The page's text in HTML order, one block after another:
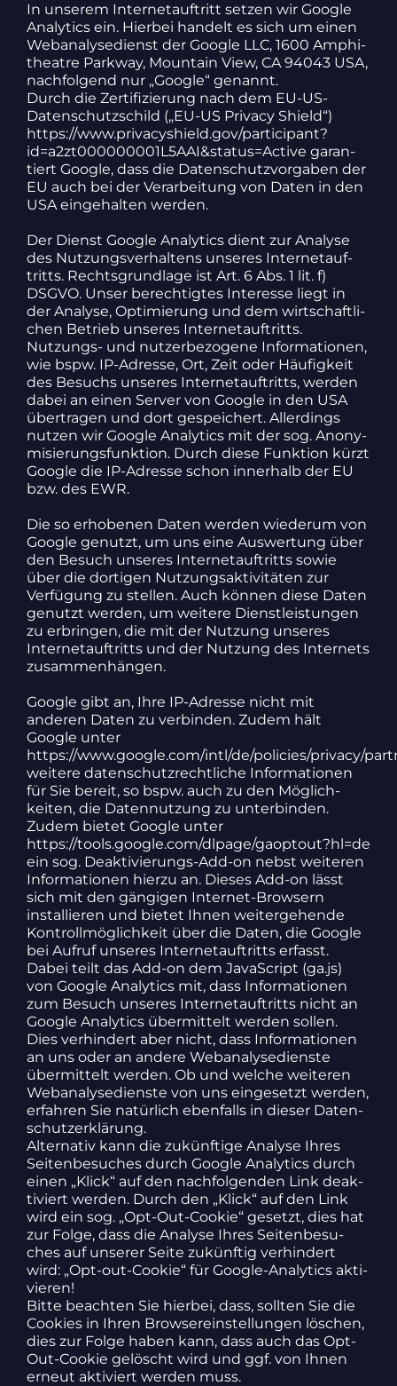
In unserem Inter­net­auf­tritt setzen wir Google
Analy­tics ein. Hierbei handelt es sich um einen
Webana­ly­se­dienst der Google LLC, 1600 Amphi­
theatre Parkway, Moun­tain View, CA 94043 USA,
nach­fol­gend nur „Google“ genannt.
Durch die Zerti­fi­zie­rung nach dem EU-US-
Daten­schutz­schild („EU-US Privacy Shield“)
https://www.privacyshield.gov/participant?
id=a2zt000000001L5AAI&status=Active garan­
tiert Google, dass die Daten­schutz­vor­gaben der
EU auch bei der Verar­bei­tung von Daten in den
USA einge­halten werden.
Der Dienst Google Analy­tics dient zur Analyse
des Nutzungs­ver­hal­tens unseres Inter­net­auf­
tritts. Rechts­grund­lage ist Art. 6 Abs. 1 lit. f)
DSGVO. Unser berech­tigtes Inter­esse liegt in
der Analyse, Opti­mie­rung und dem wirt­schaft­li­
chen Betrieb unseres Inter­net­auf­tritts.
Nutzungs- und nutzer­be­zo­gene Infor­ma­tionen,
wie bspw. IP-Adresse, Ort, Zeit oder Häufig­keit
des Besuchs unseres Inter­net­auf­tritts, werden
dabei an einen Server von Google in den USA
über­tragen und dort gespei­chert. Aller­dings
nutzen wir Google Analy­tics mit der sog. Anony­
mi­sie­rungs­funk­tion. Durch diese Funk­tion kürzt
Google die IP-Adresse schon inner­halb der EU
bzw. des EWR.
Die so erho­benen Daten werden wiederum von
Google genutzt, um uns eine Auswer­tung über
den Besuch unseres Inter­net­auf­tritts sowie
über die dortigen Nutzungs­ak­ti­vi­täten zur
Verfü­gung zu stellen. Auch können diese Daten
genutzt werden, um weitere Dienst­leis­tungen
zu erbringen, die mit der Nutzung unseres
Inter­net­auf­tritts und der Nutzung des Inter­nets
zusam­men­hängen.
Google gibt an, Ihre IP-Adresse nicht mit
anderen Daten zu verbinden. Zudem hält
Google unter
https://www.google.com/intl/de/policies/privacy/
weitere daten­schutz­recht­liche Infor­ma­tionen
für Sie bereit, so bspw. auch zu den Möglich­
keiten, die Daten­nut­zung zu unter­binden.
Zudem bietet Google unter
https://tools.google.com/dlpage/gaoptout?hl=de
ein sog. Deak­ti­vie­rungs-Add-on nebst weiteren
Infor­ma­tionen hierzu an. Dieses Add-on lässt
sich mit den gängigen Internet-Brow­sern
instal­lieren und bietet Ihnen weiter­ge­hende
Kontroll­mög­lich­keit über die Daten, die Google
bei Aufruf unseres Inter­net­auf­tritts erfasst.
Dabei teilt das Add-on dem Java­Script (ga.js)
von Google Analy­tics mit, dass Infor­ma­tionen
zum Besuch unseres Inter­net­auf­tritts nicht an
Google Analy­tics über­mit­telt werden sollen.
Dies verhin­dert aber nicht, dass Infor­ma­tionen
an uns oder an andere Webana­ly­se­dienste
über­mit­telt werden. Ob und welche weiteren
Webana­ly­se­dienste von uns einge­setzt werden,
erfahren Sie natür­lich eben­falls in dieser Daten­
schutz­er­klä­rung.
Alter­nativ kann die zukünf­tige Analyse Ihres
Seiten­be­su­ches durch Google Analy­tics durch
einen „Klick“ auf den nach­fol­genden Link deak­
ti­viert werden. Durch den „Klick“ auf den Link
wird ein sog. „Opt-Out-Cookie“ gesetzt, dies hat
zur Folge, dass die Analyse Ihres Seiten­be­su­
ches auf unserer Seite zukünftig verhin­dert
wird: „Opt-out-Cookie“ für Google-Analy­tics akti­
vieren!
Bitte beachten Sie hierbei, dass, sollten Sie die
Cookies in Ihren Brow­ser­ein­stel­lungen löschen,
dies zur Folge haben kann, dass auch das Opt-
Out-Cookie gelöscht wird und ggf. von Ihnen
erneut akti­viert werden muss.